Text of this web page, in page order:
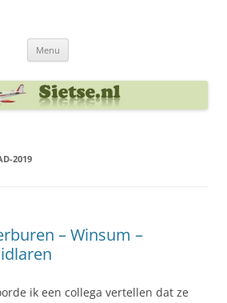
Menu
2019
– Winsum –
ik een collega vertellen dat ze